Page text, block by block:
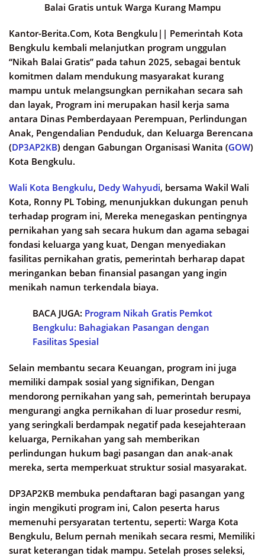
Balai Gratis untuk Warga Kurang Mampu
Kantor-Berita.Com, Kota Bengkulu|| Pemerintah Kota
Bengkulu kembali melanjutkan program unggulan
“Nikah Balai Gratis” pada tahun 2025, sebagai bentuk
komitmen dalam mendukung masyarakat kurang
mampu untuk melangsungkan pernikahan secara sah
dan layak, Program ini merupakan hasil kerja sama
antara Dinas Pemberdayaan Perempuan, Perlindungan
Anak, Pengendalian Penduduk, dan Keluarga Berencana
(DP3AP2KB) dengan Gabungan Organisasi Wanita (GOW)
Kota Bengkulu.​
Wali Kota Bengkulu, Dedy Wahyudi, bersama Wakil Wali
Kota, Ronny PL Tobing, menunjukkan dukungan penuh
terhadap program ini, Mereka menegaskan pentingnya
pernikahan yang sah secara hukum dan agama sebagai
fondasi keluarga yang kuat, Dengan menyediakan
fasilitas pernikahan gratis, pemerintah berharap dapat
meringankan beban finansial pasangan yang ingin
menikah namun terkendala biaya.​
BACA JUGA: Program Nikah Gratis Pemkot
Bengkulu: Bahagiakan Pasangan dengan
Fasilitas Spesial
Selain membantu secara Keuangan, program ini juga
memiliki dampak sosial yang signifikan, Dengan
mendorong pernikahan yang sah, pemerintah berupaya
mengurangi angka pernikahan di luar prosedur resmi,
yang seringkali berdampak negatif pada kesejahteraan
keluarga, Pernikahan yang sah memberikan
perlindungan hukum bagi pasangan dan anak-anak
mereka, serta memperkuat struktur sosial masyarakat.
DP3AP2KB membuka pendaftaran bagi pasangan yang
ingin mengikuti program ini, Calon peserta harus
memenuhi persyaratan tertentu, seperti:​ Warga Kota
Bengkulu, Belum pernah menikah secara resmi, Memiliki
surat keterangan tidak mampu. Setelah proses seleksi,